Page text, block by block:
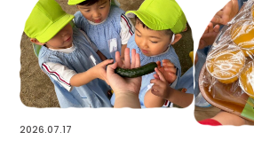
2026.07.17